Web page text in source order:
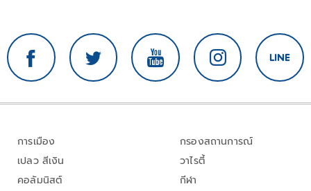
การเมือง
เปลว สีเงิน
คอลัมนิสต์
กรองสถานการณ์
วาไรตี้
กีฬา